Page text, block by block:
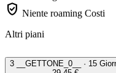
verified_user Niente roaming Costi
Altri piani
3 __GETTONE_0__ · 15